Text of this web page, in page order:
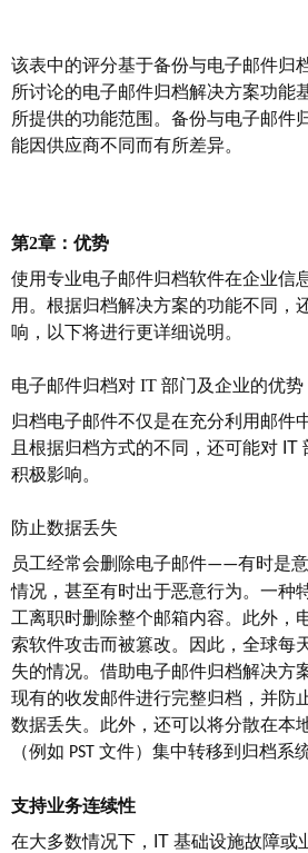
该表中的评分基于备份与电子邮件归
所讨论的电子邮件归档解决方案功能
所提供的功能范围。备份与电子邮件
能因供应商不同而有所差异。
第2章：优势
使用专业电子邮件归档软件在企业信
用。根据归档解决方案的功能不同，
响，以下将进行更详细说明。
电子邮件归档对 IT 部门及企业的优势
归档电子邮件不仅是在充分利用邮件
且根据归档方式的不同，还可能对 IT
积极影响。
防止数据丢失
员工经常会删除电子邮件——有时是
情况，甚至有时出于恶意行为。一种
工离职时删除整个邮箱内容。此外，
索软件攻击而被篡改。因此，全球每
失的情况。借助电子邮件归档解决方
现有的收发邮件进行完整归档，并防
数据丢失。此外，还可以将分散在本
（例如 PST 文件）集中转移到归档系统
支持业务连续性
在大多数情况下，
IT 基础设施故障或